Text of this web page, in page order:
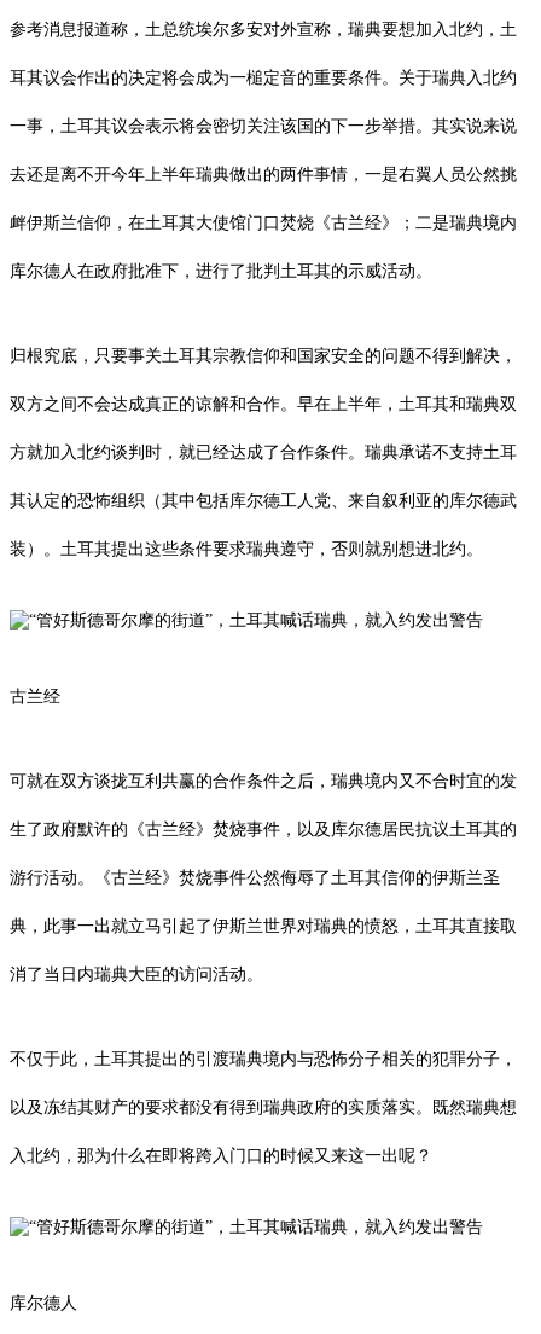
参考消息报道称，土总统埃尔多安对外宣称，瑞典要想加入北约，土
耳其议会作出的决定将会成为一槌定音的重要条件。关于瑞典入北约
一事，土耳其议会表示将会密切关注该国的下一步举措。其实说来说
去还是离不开今年上半年瑞典做出的两件事情，一是右翼人员公然挑
衅伊斯兰信仰，在土耳其大使馆门口焚烧《古兰经》；二是瑞典境内
库尔德人在政府批准下，进行了批判土耳其的示威活动。
归根究底，只要事关土耳其宗教信仰和国家安全的问题不得到解决，
双方之间不会达成真正的谅解和合作。早在上半年，土耳其和瑞典双
方就加入北约谈判时，就已经达成了合作条件。瑞典承诺不支持土耳
其认定的恐怖组织（其中包括库尔德工人党、来自叙利亚的库尔德武
装）。土耳其提出这些条件要求瑞典遵守，否则就别想进北约。
古兰经
可就在双方谈拢互利共赢的合作条件之后，瑞典境内又不合时宜的发
生了政府默许的《古兰经》焚烧事件，以及库尔德居民抗议土耳其的
游行活动。《古兰经》焚烧事件公然侮辱了土耳其信仰的伊斯兰圣
典，此事一出就立马引起了伊斯兰世界对瑞典的愤怒，土耳其直接取
消了当日内瑞典大臣的访问活动。
不仅于此，土耳其提出的引渡瑞典境内与恐怖分子相关的犯罪分子，
以及冻结其财产的要求都没有得到瑞典政府的实质落实。既然瑞典想
入北约，那为什么在即将跨入门口的时候又来这一出呢？
库尔德人